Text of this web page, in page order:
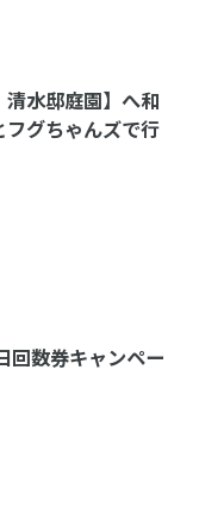
清水邸庭園】へ和
グちゃんズで行
回数券キャンペー